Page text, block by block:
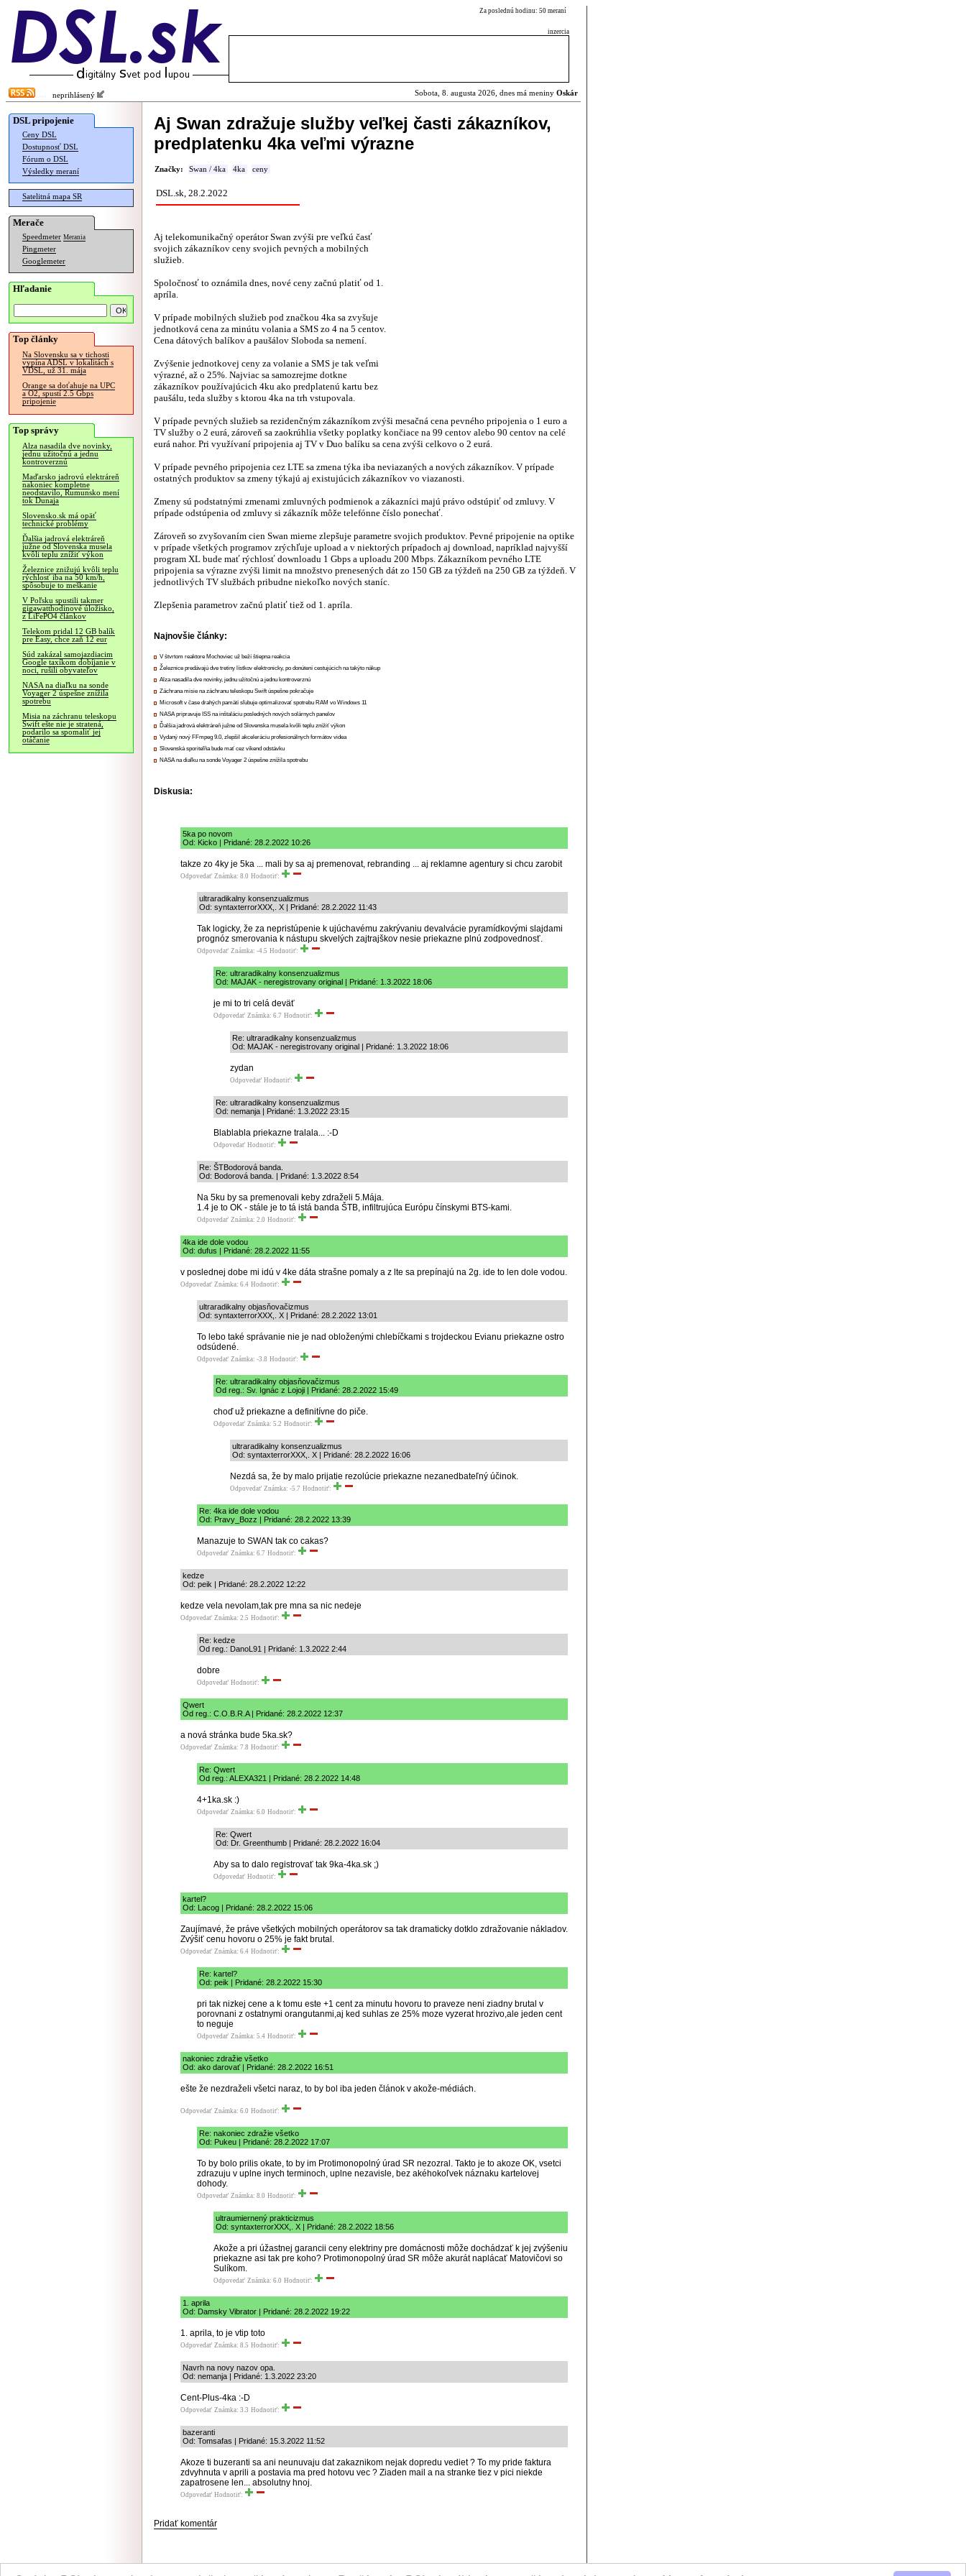
Za poslednú hodinu: 50 meraní
inzercia
neprihlásený Sobota, 8. augusta 2026, dnes má meniny Oskár
DSL pripojenie
Ceny DSL
Dostupnosť DSL
Fórum o DSL
Výsledky meraní
Satelitná mapa SR
Merače
Speedmeter Merania
Pingmeter
Googlemeter
Hľadanie
Top články
Na Slovensku sa v tichosti
vypína ADSL v lokalitách s
VDSL, už 31. mája
Orange sa doťahuje na UPC
a O2, spustí 2.5 Gbps
pripojenie
Top správy
Alza nasadila dve novinky,
jednu užitočnú a jednu
kontroverznú
Maďarsko jadrovú elektráreň
nakoniec kompletne
neodstavilo, Rumunsko mení
tok Dunaja
Slovensko.sk má opäť
technické problémy
Ďalšia jadrová elektráreň
južne od Slovenska musela
kvôli teplu znížiť výkon
Železnice znižujú kvôli teplu
rýchlosť iba na 50 km/h,
spôsobuje to meškanie
V Poľsku spustili takmer
gigawatthodinové úložisko,
z LiFePO4 článkov
Telekom pridal 12 GB balík
pre Easy, chce zaň 12 eur
Súd zakázal samojazdiacim
Google taxíkom dobíjanie v
noci, rušili obyvateľov
NASA na diaľku na sonde
Voyager 2 úspešne znížila
spotrebu
Misia na záchranu teleskopu
Swift ešte nie je stratená,
podarilo sa spomaliť jej
otáčanie
Aj Swan zdražuje služby veľkej časti zákazníkov,
predplatenku 4ka veľmi výrazne
Značky: Swan / 4ka 4ka ceny
DSL.sk, 28.2.2022
Aj telekomunikačný operátor Swan zvýši pre veľkú časť
svojich zákazníkov ceny svojich pevných a mobilných
služieb.
Spoločnosť to oznámila dnes, nové ceny začnú platiť od 1.
apríla.
V prípade mobilných služieb pod značkou 4ka sa zvyšuje
jednotková cena za minútu volania a SMS zo 4 na 5 centov.
Cena dátových balíkov a paušálov Sloboda sa nemení.
Zvýšenie jednotkovej ceny za volanie a SMS je tak veľmi
výrazné, až o 25%. Najviac sa samozrejme dotkne
zákazníkov používajúcich 4ku ako predplatenú kartu bez
paušálu, teda služby s ktorou 4ka na trh vstupovala.
V prípade pevných služieb sa rezidenčným zákazníkom zvýši mesačná cena pevného pripojenia o 1 euro a
TV služby o 2 eurá, zároveň sa zaokrúhlia všetky poplatky končiace na 99 centov alebo 90 centov na celé
eurá nahor. Pri využívaní pripojenia aj TV v Duo balíku sa cena zvýši celkovo o 2 eurá.
V prípade pevného pripojenia cez LTE sa zmena týka iba neviazaných a nových zákazníkov. V prípade
ostatných produktov sa zmeny týkajú aj existujúcich zákazníkov vo viazanosti.
Zmeny sú podstatnými zmenami zmluvných podmienok a zákazníci majú právo odstúpiť od zmluvy. V
prípade odstúpenia od zmluvy si zákazník môže telefónne číslo ponechať.
Zároveň so zvyšovaním cien Swan mierne zlepšuje parametre svojich produktov. Pevné pripojenie na optike
v prípade všetkých programov zrýchľuje upload a v niektorých prípadoch aj download, napríklad najvyšší
program XL bude mať rýchlosť downloadu 1 Gbps a uploadu 200 Mbps. Zákazníkom pevného LTE
pripojenia sa výrazne zvýši limit na množstvo prenesených dát zo 150 GB za týždeň na 250 GB za týždeň. V
jednotlivých TV službách pribudne niekoľko nových staníc.
Zlepšenia parametrov začnú platiť tiež od 1. apríla.
Najnovšie články:
V štvrtom reaktore Mochoviec už beží štiepna reakcia
Železnice predávajú dve tretiny lístkov elektronicky, po donútení cestujúcich na takýto nákup
Alza nasadila dve novinky, jednu užitočnú a jednu kontroverznú
Záchrana misie na záchranu teleskopu Swift úspešne pokračuje
Microsoft v čase drahých pamätí sľubuje optimalizovať spotrebu RAM vo Windows 11
NASA pripravuje ISS na inštaláciu posledných nových solárnych panelov
Ďalšia jadrová elektráreň južne od Slovenska musela kvôli teplu znížiť výkon
Vydaný nový FFmpeg 9.0, zlepšil akceleráciu profesionálnych formátov videa
Slovenská sporiteľňa bude mať cez víkend odstávku
NASA na diaľku na sonde Voyager 2 úspešne znížila spotrebu
Diskusia:
5ka po novom
Od: Kicko | Pridané: 28.2.2022 10:26
takze zo 4ky je 5ka ... mali by sa aj premenovat, rebranding ... aj reklamne agentury si chcu zarobit
Odpovedať Známka: 8.0 Hodnotiť:
ultraradikalny konsenzualizmus
Od: syntaxterrorXXX,. X | Pridané: 28.2.2022 11:43
Tak logicky, že za nepristúpenie k ujúchavému zakrývaniu devalvácie pyramídkovými slajdami
prognóz smerovania k nástupu skvelých zajtrajškov nesie priekazne plnú zodpovednosť.
Odpovedať Známka: -4.5 Hodnotiť:
Re: ultraradikalny konsenzualizmus
Od: MAJAK - neregistrovany original | Pridané: 1.3.2022 18:06
je mi to tri celá deväť
Odpovedať Známka: 6.7 Hodnotiť:
Re: ultraradikalny konsenzualizmus
Od: MAJAK - neregistrovany original | Pridané: 1.3.2022 18:06
zydan
Odpovedať Hodnotiť:
Re: ultraradikalny konsenzualizmus
Od: nemanja | Pridané: 1.3.2022 23:15
Blablabla priekazne tralala... :-D
Odpovedať Hodnotiť:
Re: ŠTBodorová banda.
Od: Bodorová banda. | Pridané: 1.3.2022 8:54
Na 5ku by sa premenovali keby zdraželi 5.Mája.
1.4 je to OK - stále je to tá istá banda ŠTB, infiltrujúca Európu čínskymi BTS-kami.
Odpovedať Známka: 2.0 Hodnotiť:
4ka ide dole vodou
Od: dufus | Pridané: 28.2.2022 11:55
v poslednej dobe mi idú v 4ke dáta strašne pomaly a z lte sa prepínajú na 2g. ide to len dole vodou.
Odpovedať Známka: 6.4 Hodnotiť:
ultraradikalny objasňovačizmus
Od: syntaxterrorXXX,. X | Pridané: 28.2.2022 13:01
To lebo také správanie nie je nad obloženými chlebíčkami s trojdeckou Evianu priekazne ostro
odsúdené.
Odpovedať Známka: -3.8 Hodnotiť:
Re: ultraradikalny objasňovačizmus
Od reg.: Sv. Ignác z Lojoji | Pridané: 28.2.2022 15:49
choď už priekazne a definitívne do piče.
Odpovedať Známka: 5.2 Hodnotiť:
ultraradikalny konsenzualizmus
Od: syntaxterrorXXX,. X | Pridané: 28.2.2022 16:06
Nezdá sa, že by malo prijatie rezolúcie priekazne nezanedbateľný účinok.
Odpovedať Známka: -5.7 Hodnotiť:
Re: 4ka ide dole vodou
Od: Pravy_Bozz | Pridané: 28.2.2022 13:39
Manazuje to SWAN tak co cakas?
Odpovedať Známka: 6.7 Hodnotiť:
kedze
Od: peik | Pridané: 28.2.2022 12:22
kedze vela nevolam,tak pre mna sa nic nedeje
Odpovedať Známka: 2.5 Hodnotiť:
Re: kedze
Od reg.: DanoL91 | Pridané: 1.3.2022 2:44
dobre
Odpovedať Hodnotiť:
Qwert
Od reg.: C.O.B.R.A | Pridané: 28.2.2022 12:37
a nová stránka bude 5ka.sk?
Odpovedať Známka: 7.8 Hodnotiť:
Re: Qwert
Od reg.: ALEXA321 | Pridané: 28.2.2022 14:48
4+1ka.sk :)
Odpovedať Známka: 6.0 Hodnotiť:
Re: Qwert
Od: Dr. Greenthumb | Pridané: 28.2.2022 16:04
Aby sa to dalo registrovať tak 9ka-4ka.sk ;)
Odpovedať Hodnotiť:
kartel?
Od: Lacog | Pridané: 28.2.2022 15:06
Zaujímavé, že práve všetkých mobilných operátorov sa tak dramaticky dotklo zdražovanie nákladov.
Zvýšiť cenu hovoru o 25% je fakt brutal.
Odpovedať Známka: 6.4 Hodnotiť:
Re: kartel?
Od: peik | Pridané: 28.2.2022 15:30
pri tak nizkej cene a k tomu este +1 cent za minutu hovoru to praveze neni ziadny brutal v
porovnani z ostatnymi orangutanmi,aj ked suhlas ze 25% moze vyzerat hrozivo,ale jeden cent
to neguje
Odpovedať Známka: 5.4 Hodnotiť:
nakoniec zdražie všetko
Od: ako darovať | Pridané: 28.2.2022 16:51
ešte že nezdraželi všetci naraz, to by bol iba jeden článok v akože-médiách.
Odpovedať Známka: 6.0 Hodnotiť:
Re: nakoniec zdražie všetko
Od: Pukeu | Pridané: 28.2.2022 17:07
To by bolo prilis okate, to by im Protimonopolný úrad SR nezozral. Takto je to akoze OK, vsetci
zdrazuju v uplne inych terminoch, uplne nezavisle, bez akéhokoľvek náznaku kartelovej
dohody.
Odpovedať Známka: 8.0 Hodnotiť:
ultraumiernený prakticizmus
Od: syntaxterrorXXX,. X | Pridané: 28.2.2022 18:56
Akože a pri úžastnej garancii ceny elektriny pre domácnosti môže dochádzať k jej zvýšeniu
priekazne asi tak pre koho? Protimonopolný úrad SR môže akurát naplácať Matovičovi so
Sulíkom.
Odpovedať Známka: 6.0 Hodnotiť:
1. aprila
Od: Damsky Vibrator | Pridané: 28.2.2022 19:22
1. aprila, to je vtip toto
Odpovedať Známka: 8.5 Hodnotiť:
Navrh na novy nazov opa.
Od: nemanja | Pridané: 1.3.2022 23:20
Cent-Plus-4ka :-D
Odpovedať Známka: 3.3 Hodnotiť:
bazeranti
Od: Tomsafas | Pridané: 15.3.2022 11:52
Akoze ti buzeranti sa ani neunuvaju dat zakaznikom nejak dopredu vediet ? To my pride faktura
zdvyhnuta v aprili a postavia ma pred hotovu vec ? Ziaden mail a na stranke tiez v pici niekde
zapatrosene len... absolutny hnoj.
Odpovedať Hodnotiť:
Pridať komentár